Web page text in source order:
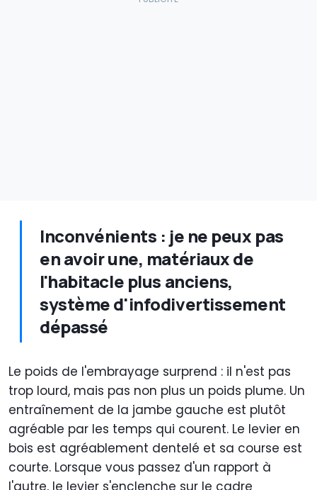
Inconvénients : je ne peux pas
en avoir une, matériaux de
l'habitacle plus anciens,
système d'infodivertissement
dépassé
Le poids de l'embrayage surprend : il n'est pas
trop lourd, mais pas non plus un poids plume. Un
entraînement de la jambe gauche est plutôt
agréable par les temps qui courent. Le levier en
bois est agréablement dentelé et sa course est
courte. Lorsque vous passez d'un rapport à
l'autre, le levier s'enclenche sur le cadre